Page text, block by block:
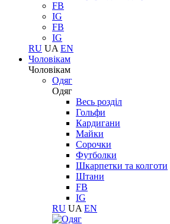
FB
IG
FB
IG
RU UA EN
Чоловікам
Чоловікам
Одяг
Одяг
Весь розділ
Гольфи
Кардигани
Майки
Сорочки
Футболки
Шкарпетки та колготи
Штани
FB
IG
RU UA EN